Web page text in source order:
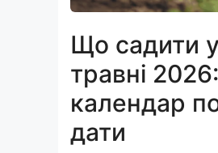
Що садити у
травні
календар
дати